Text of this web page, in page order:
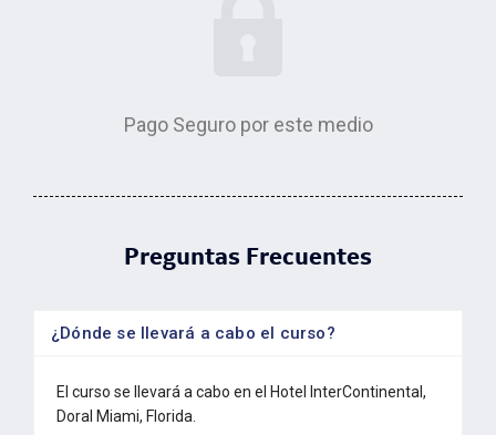
Pago Seguro por este medio
Preguntas Frecuentes
¿Dónde se llevará a cabo el curso?
El curso se llevará a cabo en el Hotel InterContinental,
Doral Miami, Florida.